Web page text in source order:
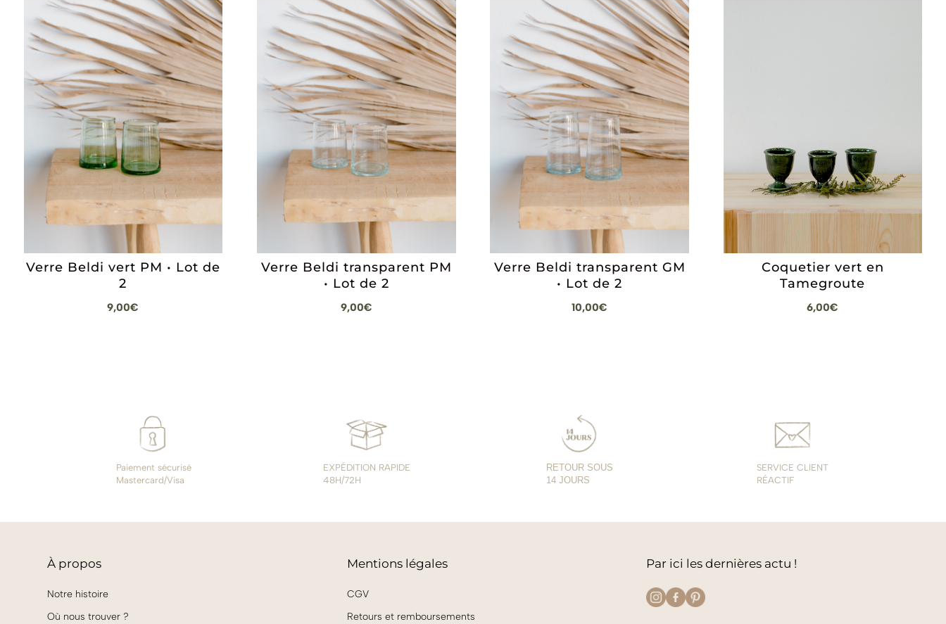
Verre Beldi vert PM • Lot de
2
9,00€
Verre Beldi transparent PM
• Lot de 2
9,00€
Verre Beldi transparent GM
• Lot de 2
10,00€
Coquetier vert en
Tamegroute
6,00€
Paiement sécurisé
Mastercard/Visa
EXPÉDITION RAPIDE
48H/72H
RETOUR SOUS
14 JOURS
SERVICE CLIENT
RÉACTIF
À propos
Notre histoire
Où nous trouver ?
Mentions légales
CGV
Retours et remboursements
Par ici les dernières actu !